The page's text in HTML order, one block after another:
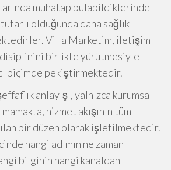
muhatap bulabildiklerinde
olduğunda daha sağlıklı
Villa Marketim, iletişim
birlikte yürütmesiyle
biçimde pekiştirmektedir.
anlayışı, yalnızca kurumsal
hizmet akışının tüm
bir düzen olarak işletilmektedir.
hangi adımın ne zaman
bilginin hangi kanaldan